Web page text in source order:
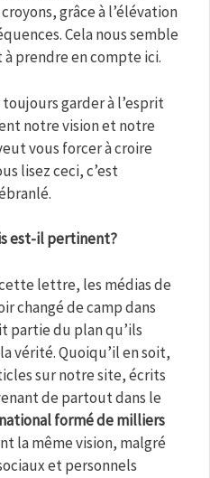
grâce à l’élévation
Cela nous semble
prendre en compte ici.
garder à l’esprit
notre vision et notre
vous forcer à croire
lisez ceci, c’est
est-il pertinent?
lettre, les médias de
changé de camp dans
partie du plan qu’ils
vérité. Quoiqu’il en soit,
sur notre site, écrits
de partout dans le
formé de milliers
la même vision, malgré
et personnels